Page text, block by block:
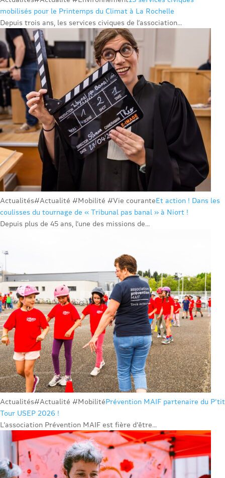
mobilisés pour le Printemps du Climat à La Rochelle
Depuis trois ans, les services civiques de l’association...
Actualités#Actualité #Mobilité #Vie couranteEt action ! Dans les
coulisses du tournage de « Tribunal pas banal » à Niort !
Depuis plus de 45 ans, l’une des missions de...
Actualités#Actualité #MobilitéPrévention MAIF partenaire du P’tit
Tour USEP 2026 !
L’association Prévention MAIF est fière d’être...